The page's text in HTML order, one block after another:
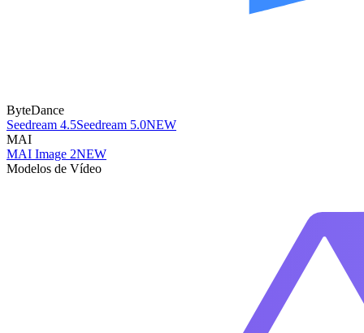
ByteDance
Seedream 4.5Seedream 5.0NEW
MAI
MAI Image 2NEW
Modelos de Vídeo